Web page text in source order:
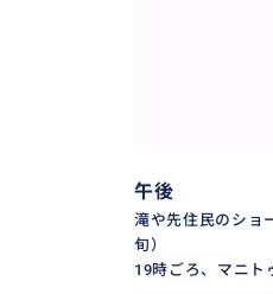
日本語ドライバー＆ガイド
になります。ルート選定、
や混雑に合わせた微調整、
午後
滝や先住民のショ
旬）
19時ごろ、マニト